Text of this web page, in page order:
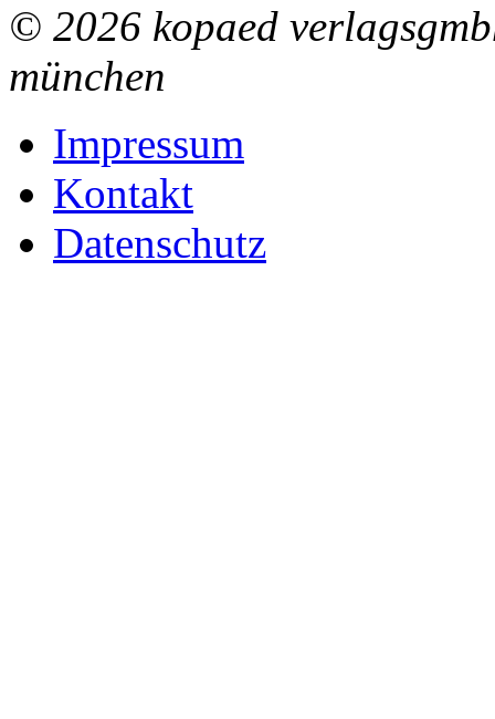
© 2026 kopaed
münchen
Impressum
Kontakt
Datenschutz